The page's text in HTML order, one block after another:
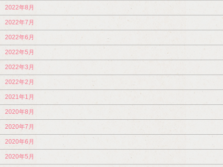
2022年8月
2022年7月
2022年6月
2022年5月
2022年3月
2022年2月
2021年1月
2020年8月
2020年7月
2020年6月
2020年5月